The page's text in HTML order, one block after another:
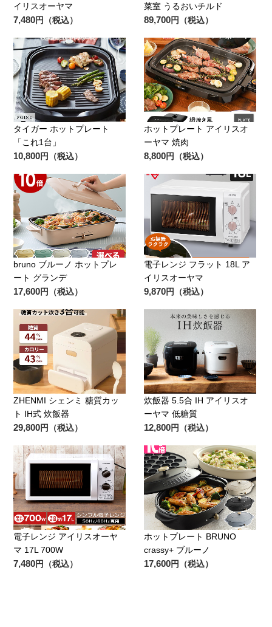
イリスオーヤマ
7,480円（税込）
菜室 うるおいチルド
89,700円（税込）
タイガー ホットプレート
「これ1台」
10,800円（税込）
ホットプレート アイリスオ
ーヤマ 焼肉
8,800円（税込）
bruno ブルーノ ホットプレ
ート グランデ
17,600円（税込）
電子レンジ フラット 18L ア
イリスオーヤマ
9,870円（税込）
ZHENMI シェンミ 糖質カッ
ト IH式 炊飯器
29,800円（税込）
炊飯器 5.5合 IH アイリスオ
ーヤマ 低糖質
12,800円（税込）
電子レンジ アイリスオーヤ
マ 17L 700W
7,480円（税込）
ホットプレート BRUNO
crassy+ ブルーノ
17,600円（税込）